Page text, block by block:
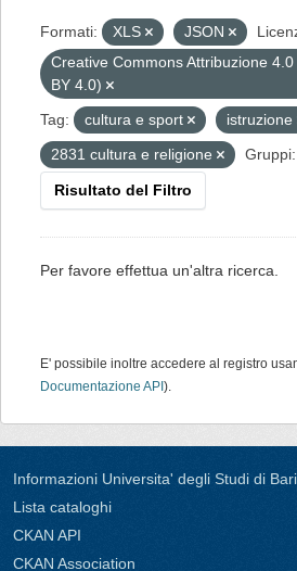
Formati: XLS JSON
Creative Commons Attribuzione
BY 4.0)
Tag:
cultura e sport istruzione
2831 cultura e religione
Gruppi:
Risultato del Filtro
Per favore effettua un'altra ricerca.
E' possibile inoltre accedere al registro
Documentazione API ).
Informazioni Universita' degli Studi di Bari
Lista cataloghi
CKAN API
CKAN Association